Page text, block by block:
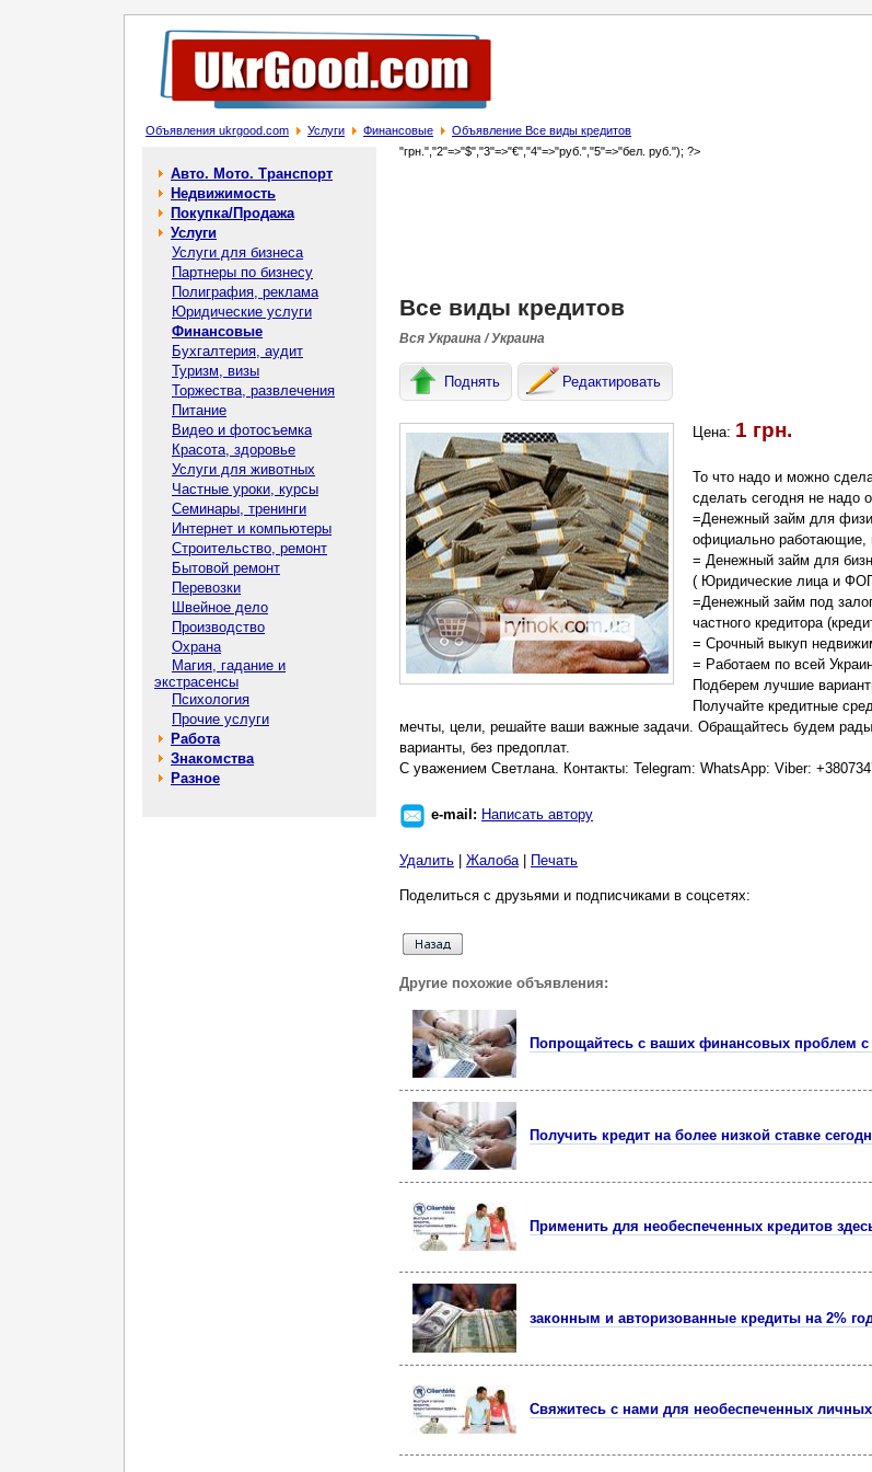
Объявления ukrgood.com Услуги Финансовые Объявление Все виды кредитов
Авто. Мото. Транспорт
Недвижимость
Покупка/Продажа
Услуги
Услуги для бизнеса
Партнеры по бизнесу
Полиграфия, реклама
Юридические услуги
Финансовые
Бухгалтерия, аудит
Туризм, визы
Торжества, развлечения
Питание
Видео и фотосъемка
Красота, здоровье
Услуги для животных
Частные уроки, курсы
Семинары, тренинги
Интернет и компьютеры
Строительство, ремонт
Бытовой ремонт
Перевозки
Швейное дело
Производство
Охрана
Магия, гадание и
экстрасенсы
Психология
Прочие услуги
Работа
Знакомства
Разное
"грн.","2"=>"$","3"=>"€","4"=>"руб.","5"=>"бел. руб."); ?>
Все виды кредитов
Вся Украина / Украина
Поднять Редактировать
Цена: 1 грн.
То что надо и можно
сделать сегодня не надо
=Денежный займ для
официально
= Денежный займ для
( Юридические лица и
=Денежный займ под
частного кредитора
= Срочный выкуп
= Работаем по всей
Подберем лучшие
Получайте кредитные
мечты, цели, решайте ваши важные задачи. Обращайтесь будем
варианты, без предоплат.
С уважением Светлана. Контакты: Telegram: WhatsApp: Viber:
e-mail: Написать автору
Удалить Жалоба| Печать
Поделиться с друзьями и подписчиками в соцсетях:
Другие похожие объявления:
Попрощайтесь с ваших финансовых проблем
Получить кредит на более низкой ставке
Применить для необеспеченных кредитов
законным и авторизованные кредиты на 2%
Свяжитесь с нами для необеспеченных личных